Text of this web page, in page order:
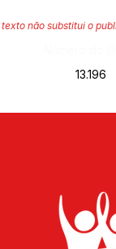
texto não substitui o
13.196